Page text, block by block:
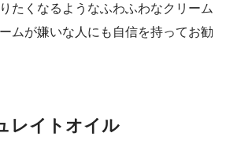
たくなるようなふわふわなクリーム
ムが嫌いな人にも自信を持ってお勧
レイトオイル